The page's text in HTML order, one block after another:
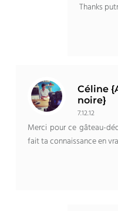
Thanks
Céline
noire}
7.12.12
Merci pour ce gâteau-
fait ta connaissance en